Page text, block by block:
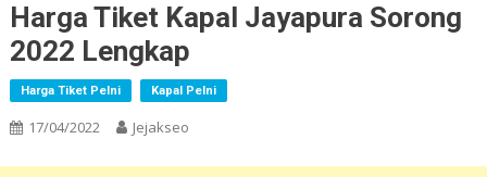
Harga Tiket Kapal Jayapura Sorong
2022 Lengkap
Harga Tiket Pelni Kapal Pelni
17/04/2022 Jejakseo